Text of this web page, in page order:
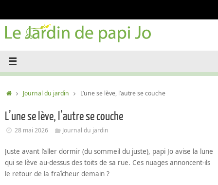
contenu
AccueilJournal du jardin L’une se lève, l’autre se couche
L’une se lève, l’autre se couche
28 mai 2026 Journal du jardin
Juste avant l’aller dormir (du sommeil du juste), papi Jo avise la lune
qui se lève au-dessus des toits de sa rue. Ces nuages annoncent-ils
le retour de la fraîcheur demain ?